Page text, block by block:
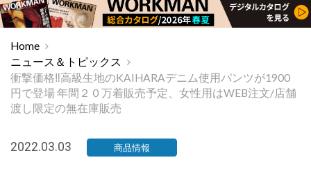
Home
ニュース＆トピックス
衝撃価格‼高級生地のKAIHARAデニム使用パンツが1900
円で登場 年間２０万着販売予定、女性用はWEB注文/店舗
渡し限定の無在庫販売
2022.03.03 商品情報